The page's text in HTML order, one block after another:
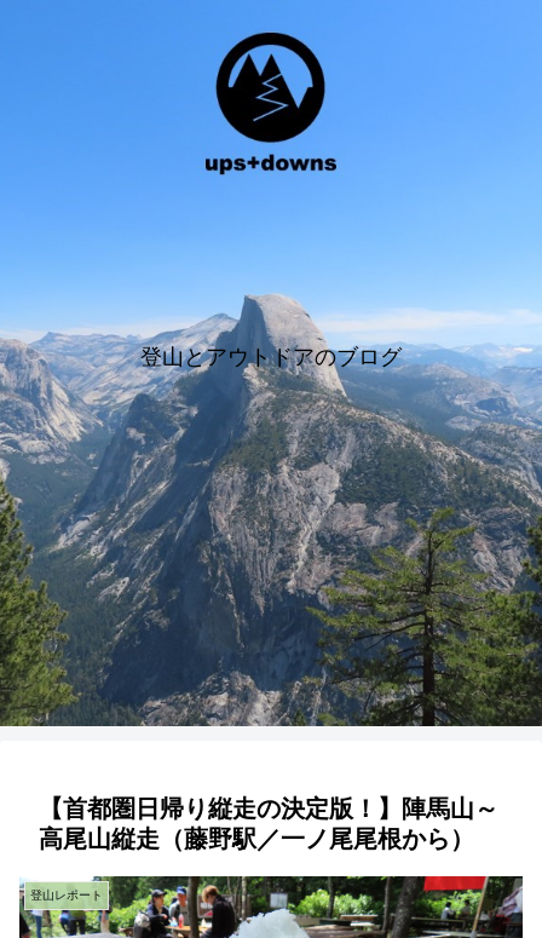
登山とアウトドアのブログ
【首都圏日帰り縦走の決定版！】陣馬山～
高尾山縦走（藤野駅／一ノ尾尾根から）
登山レポート